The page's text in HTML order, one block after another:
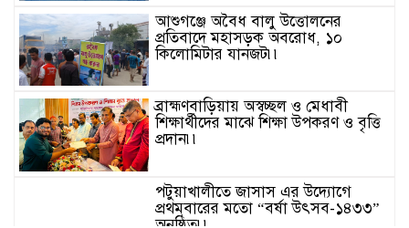
আশুগঞ্জে অবৈধ বালু উত্তোলনের
প্রতিবাদে মহাসড়ক অবরোধ, ১০
কিলোমিটার যানজট৷৷
ব্রাহ্মণবাড়িয়ায় অস্বচ্ছল ও মেধাবী
শিক্ষার্থীদের মাঝে শিক্ষা উপকরণ ও বৃত্তি
প্রদান৷৷
পটুয়াখালীতে জাসাস এর উদ্যোগে
প্রথমবারের মতো “বর্ষা উৎসব-১৪৩৩”